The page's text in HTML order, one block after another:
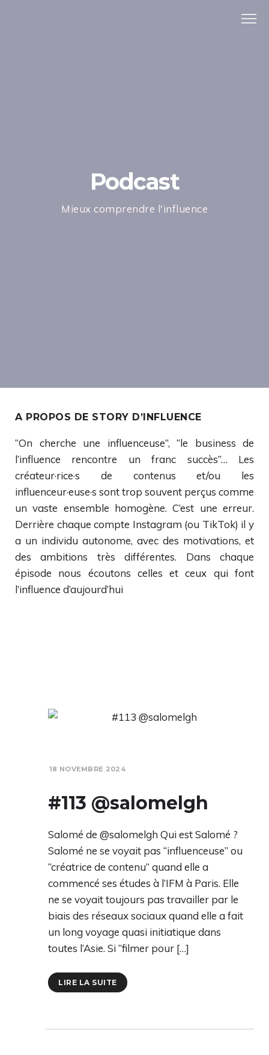
Podcast
Mieux comprendre l'influence
A PROPOS DE STORY D’INFLUENCE
“On cherche une influenceuse”, “le business de
l’influence rencontre un franc succès”… Les
créateur·rice·s de contenus et/ou les
influenceur·euse·s sont trop souvent perçus comme
un vaste ensemble homogène. C’est une erreur.
Derrière chaque compte Instagram (ou TikTok) il y
a un individu autonome, avec des motivations, et
des ambitions très différentes. Dans chaque
épisode nous écoutons celles et ceux qui font
l’influence d’aujourd’hui
18 NOVEMBRE 2024
#113 @salomelgh
Salomé de @salomelgh Qui est Salomé ?
Salomé ne se voyait pas “influenceuse” ou
“créatrice de contenu” quand elle a
commencé ses études à l’IFM à Paris. Elle
ne se voyait toujours pas travailler par le
biais des réseaux sociaux quand elle a fait
un long voyage quasi initiatique dans
toutes l’Asie. Si “filmer pour […]
LIRE LA SUITE